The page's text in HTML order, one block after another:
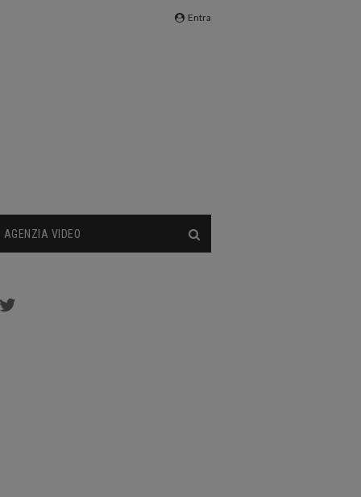
Entra
AGENZIA VIDEO